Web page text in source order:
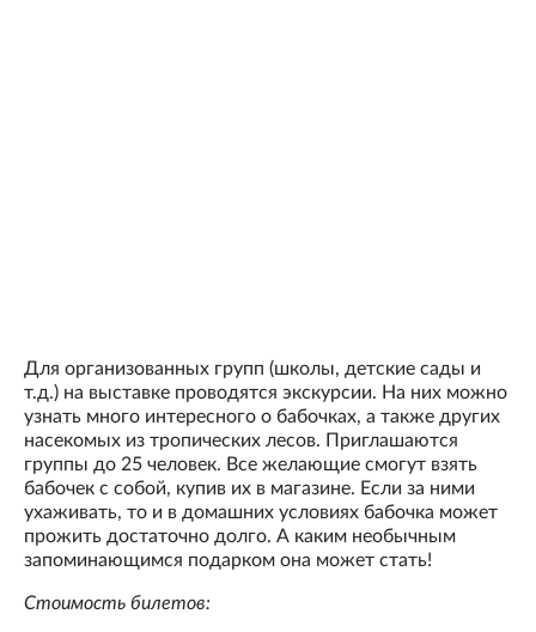
Для организованных групп (школы, детские сады и
т.д.) на выставке проводятся экскурсии. На них можно
узнать много интересного о бабочках, а также других
насекомых из тропических лесов. Приглашаются
группы до 25 человек. Все желающие смогут взять
бабочек с собой, купив их в магазине. Если за ними
ухаживать, то и в домашних условиях бабочка может
прожить достаточно долго. А каким необычным
запоминающимся подарком она может стать!
Стоимость билетов: